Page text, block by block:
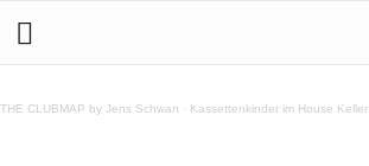
THE CLUBMAP by Jens Schwan · Kassettenkinder im House Keller